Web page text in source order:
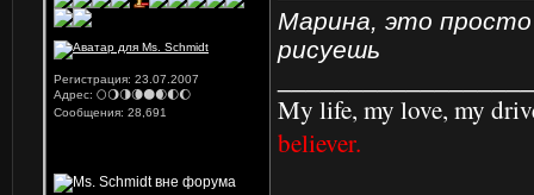
Регистрация: 23.07.2007
Адрес: 🌕🌖🌗🌘🌑🌒🌓🌔
Сообщения: 28,691
Марина, это
рисуешь
My life, my love, my
believer.